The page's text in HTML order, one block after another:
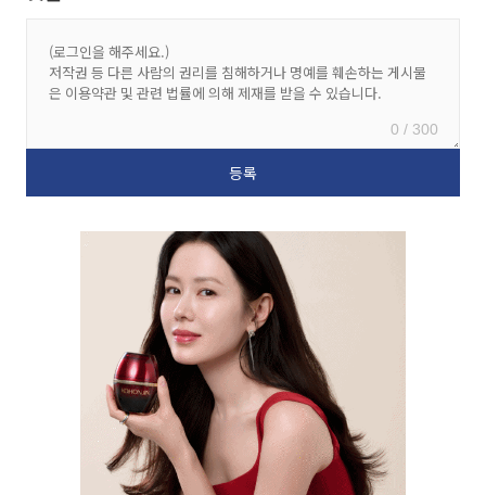
0 / 300